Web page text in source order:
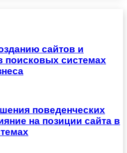
сайтов и
поисковых системах
поведенческих
на позиции сайта в